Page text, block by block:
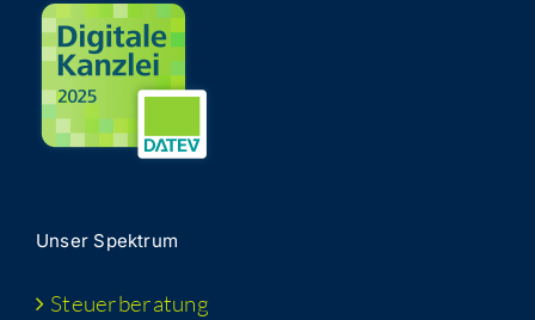
Unser Spek­trum
Steu­er­be­ra­tung